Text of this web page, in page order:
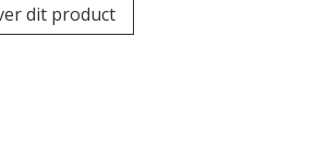
dit product